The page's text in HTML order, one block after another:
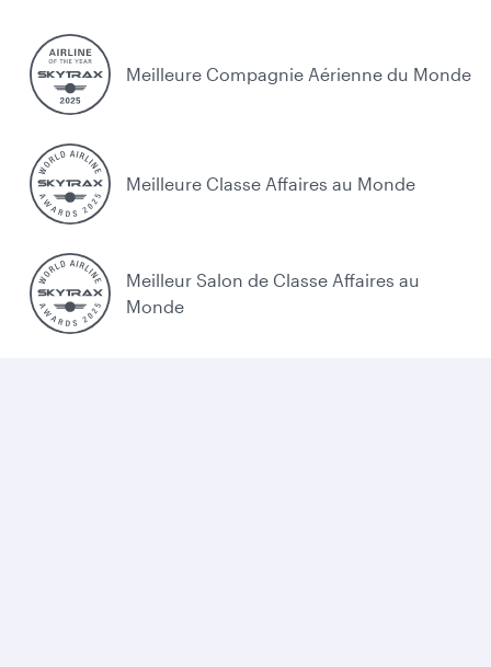
Meilleure Compagnie Aérienne du Monde
Meilleure Classe Affaires au Monde
Meilleur Salon de Classe Affaires au
Monde